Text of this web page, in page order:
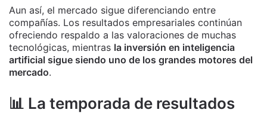
Aun así, el mercado sigue diferenciando entre
compañías. Los resultados empresariales continúan
ofreciendo respaldo a las valoraciones de muchas
tecnológicas, mientras la inversión en inteligencia
artificial sigue siendo uno de los grandes motores del
mercado.
📊 La temporada de resultados